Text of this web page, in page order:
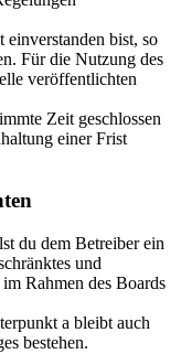
einverstanden bist, so
Für die Nutzung des
veröffentlichten
Zeit geschlossen
einer Frist
du dem Betreiber ein
und
Rahmen des Boards
a bleibt auch
bestehen.